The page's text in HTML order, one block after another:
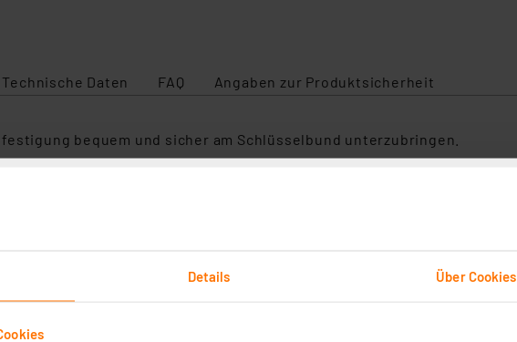
Details Über Cookies
Technische Daten FAQ Angaben zur Produktsicherheit
bequem und sicher am Schlüsselbund unterzubringen.
AAA); Batterielaufzeit von typ. >3 Jahren